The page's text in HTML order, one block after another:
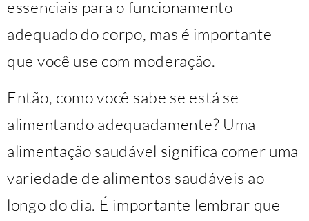
essenciais para o funcionamento
adequado do corpo, mas é importante
que você use com moderação.
Então, como você sabe se está se
alimentando adequadamente? Uma
alimentação saudável significa comer uma
variedade de alimentos saudáveis ​​ao
longo do dia. É importante lembrar que